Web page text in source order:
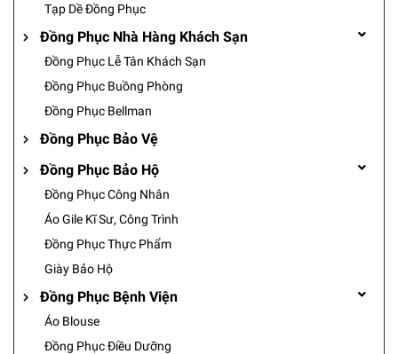
Tạp Dề Đồng Phục
Đồng Phục Nhà Hàng Khách Sạn
Đồng Phục Lễ Tân Khách Sạn
Đồng Phục Buồng Phòng
Đồng Phục Bellman
Đồng Phục Bảo Vệ
Đồng Phục Bảo Hộ
Đồng Phục Công Nhân
Áo Gile Kĩ Sư, Công Trình
Đồng Phục Thực Phẩm
Giày Bảo Hộ
Đồng Phục Bệnh Viện
Áo Blouse
Đồng Phục Điều Dưỡng